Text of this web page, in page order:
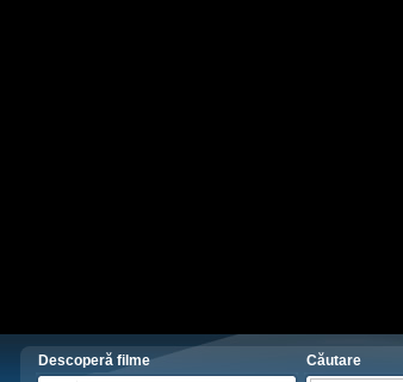
Descoperă filme
Căutare